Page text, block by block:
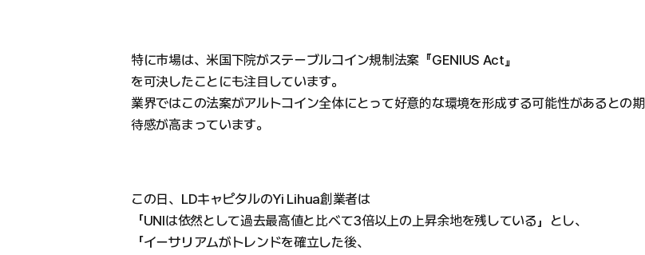
特に市場は、米国下院がステーブルコイン規制法案『GENIUS Act』
を可決したことにも注目しています。
業界ではこの法案がアルトコイン全体にとって好意的な環境を形成する可能性があるとの期
待感が高まっています。
この日、LDキャピタルのYi Lihua創業者は
「UNIは依然として過去最高値と比べて3倍以上の上昇余地を残している」とし、
「イーサリアムがトレンドを確立した後、